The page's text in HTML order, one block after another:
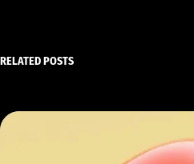
RELATED POSTS